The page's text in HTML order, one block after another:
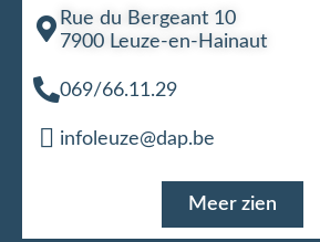
Rue du Bergeant 10
7900 Leuze-en-Hainaut
069/66.11.29
infoleuze@dap.be
Meer zien